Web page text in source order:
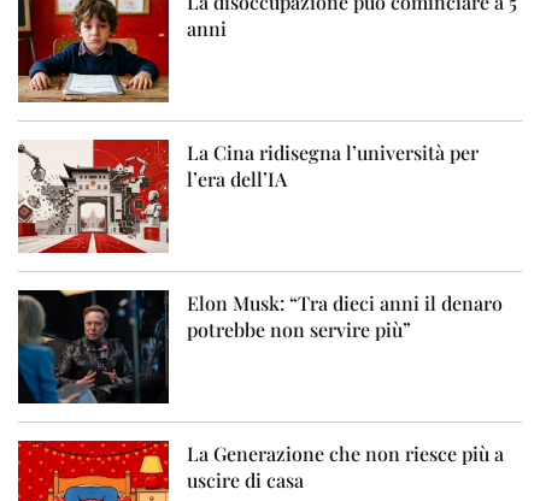
anni
La Cina ridisegna l’università per
l’era dell’IA
Elon Musk: “Tra dieci anni il denaro
potrebbe non servire più”
La Generazione che non riesce più a
uscire di casa